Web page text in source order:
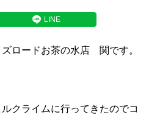
LINE
ロードお茶の水店 関です。
クライムに行ってきたのでコ